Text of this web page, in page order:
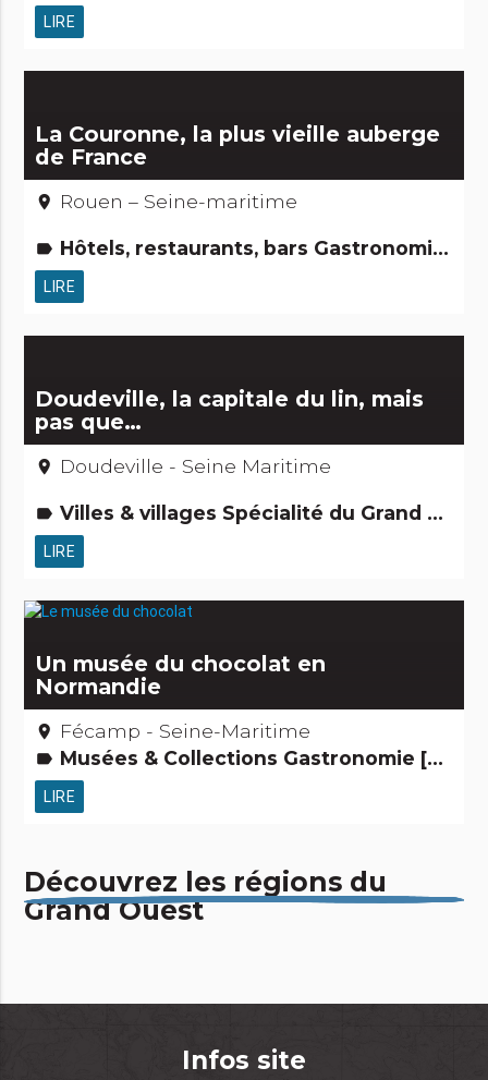
LIRE
La Couronne, la plus vieille auberge
de France
place Rouen – Seine-maritime
label Hôtels, restaurants, bars Gastronomie [à manger] Records : Les + et les -
LIRE
Doudeville, la capitale du lin, mais
pas que…
place Doudeville - Seine Maritime
label Villes & villages Spécialité du Grand Ouest
LIRE
Un musée du chocolat en
Normandie
place Fécamp - Seine-Maritime
label Musées & Collections Gastronomie [à manger] Gens d'ici Petits métiers
LIRE
Découvrez les régions du
Grand Ouest
Infos site